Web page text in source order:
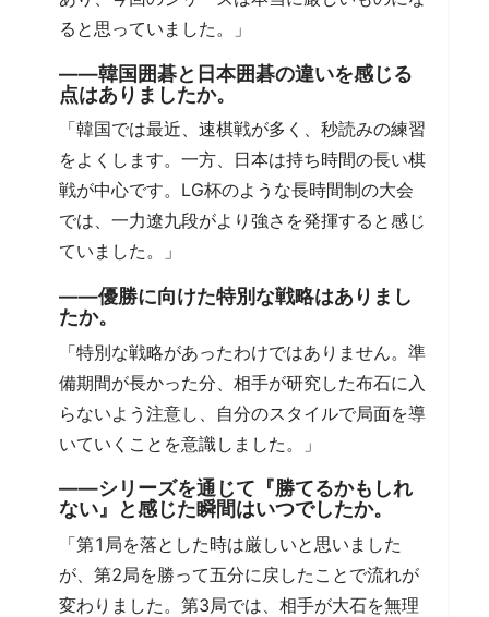
ると思っていました。」
――韓国囲碁と日本囲碁の違いを感じる
点はありましたか。
「韓国では最近、速棋戦が多く、秒読みの練習
をよくします。一方、日本は持ち時間の長い棋
戦が中心です。LG杯のような長時間制の大会
では、一力遼九段がより強さを発揮すると感じ
ていました。」
――優勝に向けた特別な戦略はありまし
たか。
「特別な戦略があったわけではありません。準
備期間が長かった分、相手が研究した布石に入
らないよう注意し、自分のスタイルで局面を導
いていくことを意識しました。」
――シリーズを通じて『勝てるかもしれ
ない』と感じた瞬間はいつでしたか。
「第1局を落とした時は厳しいと思いました
が、第2局を勝って五分に戻したことで流れが
変わりました。第3局では、相手が大石を無理